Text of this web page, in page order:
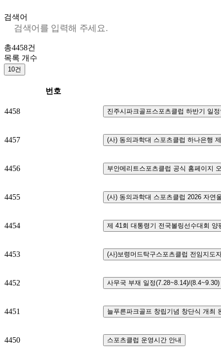
검색어
총4458건
목록 개수
10건
번호
4458 진주시파크골프스포츠클럽 하반기 일
4457 (사) 동의과학대 스포츠클럽 하나은행
4456 부안메리트스포츠클럽 공식 홈페이지
4455 (사) 동의과학대 스포츠클럽 2026 자연
4454 제
4453 (사)보령머드탁구스포츠클럽 전임지도
4452 사무국 부재 일정(7.28~8.14)/(8.4~9.30)
4451 늘푸른파크골프 창립기념 창단식 개최
4450 스포츠클럽 운영시간 안내